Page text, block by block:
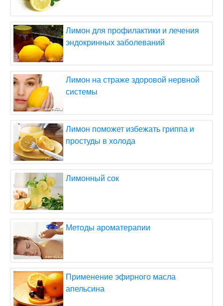
Лимон для профилактики и лечения
эндокринных заболеваний
Лимон на страже здоровой нервной
системы
Лимон поможет избежать гриппа и
простуды в холода
Лимонный сок
Методы ароматерапии
Применение эфирного масла
апельсина